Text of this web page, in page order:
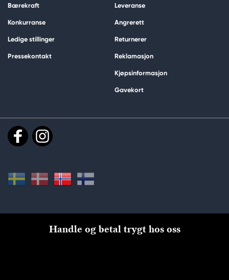
Bærekraft
Konkurranse
Ledige stillinger
Pressekontakt
Leveranse
Angrerett
Returnerer
Reklamasjon
Kjøpsinformasjon
Gavekort
Handle og betal trygt hos oss